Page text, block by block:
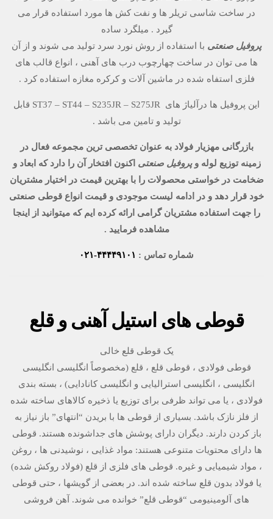
در ساخت شاسی تریلر ها و نفت کش ها مورد استفاده قرار می
گیرد . میلگرد ساده
پروفیل صنعتی با استفاده از روش نورد سرد تولید می شوند و از آن
ها می توان در ساخت چهارچوب درب های آهنی ، انواع قالب های
فلزی استفاه شده در ماشین آلات و کرکره مغازه استفاده کرد .
این پروفیل ها درآلیاژ های ST37 – ST44 – S235JR – S275JR قابل
تولید و تامین می باشد .
بازرگانی مهزیار فولاد به عنوان تخصصی ترین مجموعه فعال در
زمینه توزیع لوله وپروفیل صنعتی اکنون افتخار آن را دارد که ابعاد و
ضخامت در خواستی محصولات را با بهترین قیمت در اختیار مشتریان
خود قرار دهد و در ادامه لیست موجودی و قیمت انواع قوطی صنعتی
را جهت استفاده مشتریان گرامی ارائه کرده ایم که میتوانید از اینجا
مشاهده فرمایید .
شماره تماس : ۴۴۴۴۹۱۰۱-۰۲۱
قوطی های استیل آهنی و قلع
یک قوطی قلع خالی
قوطی فولادی ، قوطی قلع ، قلع (مخصوصاً انگلیسی انگلیسی
انگلیسی ، انگلیسی استرالیایی و انگلیسی کانادایی) ، بسته بندی
فولادی ، یا می تواند ظرفی برای توزیع یا ذخیره کالاهای ساخته شده
از فلز نازک باشد. بسیاری از قوطی ها با بریدن “انتهای” باز نیاز به
باز کردن دارند. دیگران دارای پوشش های جداشونده هستند. قوطی
ها دارای محتویات متنوعی هستند: مواد غذایی ، نوشیدنی ها ، روغن
، مواد شیمیایی و غیره. قوطی های فلزی از قلع (فولاد روکش شده)
یا فولاد بدون قلع ساخته شده اند. در بعضی از گویشها ، حتی قوطی
های آلومینیومی “قوطی قلع” خوانده می شوند. آهن فروشی